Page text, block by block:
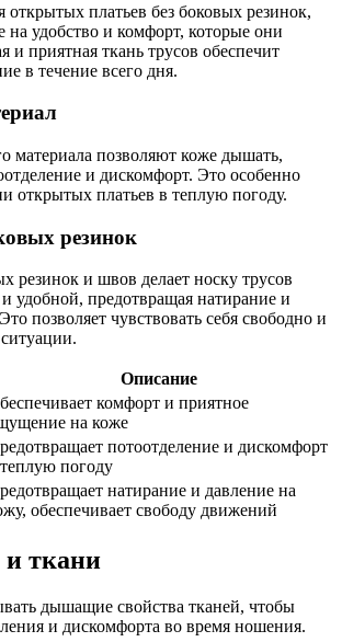
платьев без боковых резинок,
на удобство и комфорт, которые они
и приятная ткань трусов обеспечит
в течение всего дня.
материала позволяют коже дышать,
и дискомфорт. Это особенно
открытых платьев в теплую погоду.
резинок
резинок и швов делает носку трусов
удобной, предотвращая натирание и
позволяет чувствовать себя свободно и
Описание
комфорт и приятное
на коже
потоотделение и дискомфорт
погоду
натирание и давление на
обеспечивает свободу движений
ткани
дышащие свойства тканей, чтобы
и дискомфорта во время ношения.